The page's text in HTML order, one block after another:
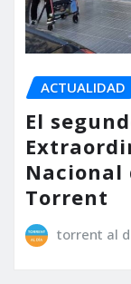
ACTUALIDAD
El
Nacional
Torrent
torrent al